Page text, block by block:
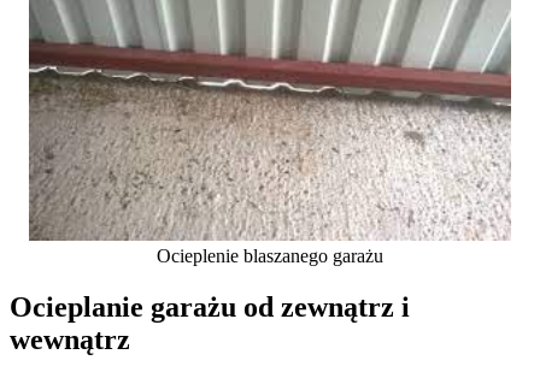
Ocieplenie blaszanego garażu
Ocieplanie garażu od zewnątrz i
wewnątrz